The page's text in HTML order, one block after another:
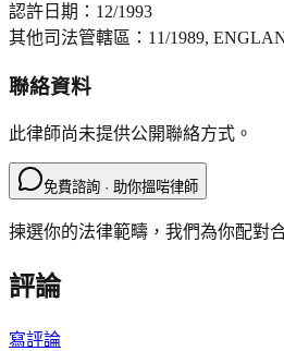
認許日期： 12/1993
其他司法管轄區： 11/1989,
聯絡資料
此律師尚未提供公開聯絡方式。
免費諮詢 · 助你搵啱律師
揀選你的法律範疇，我們為你配對
評論
寫評論